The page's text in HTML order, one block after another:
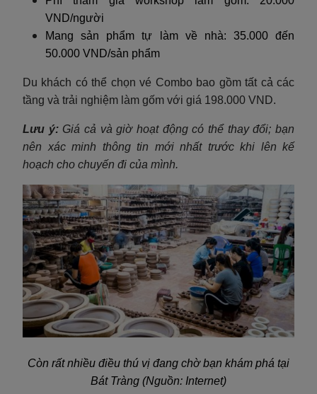
VND/người
Mang sản phẩm tự làm về nhà: 35.000 đến
50.000 VND/sản phẩm
Du khách có thể chọn vé Combo bao gồm tất cả các
tầng và trải nghiệm làm gốm với giá 198.000 VND.
Lưu ý:Giá cả và giờ hoạt động có thể thay đổi; bạn
nên xác minh thông tin mới nhất trước khi lên kế
hoạch cho chuyến đi của mình.
Còn rất nhiều điều thú vị đang chờ bạn khám phá tại
Bát Tràng (Nguồn: Internet)